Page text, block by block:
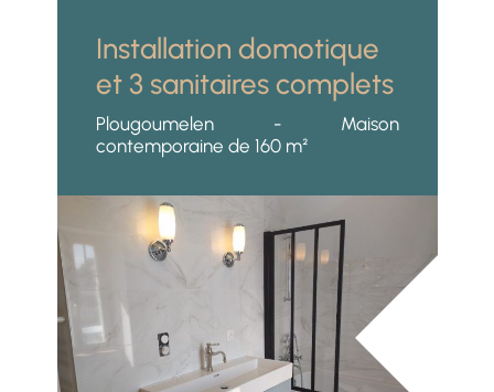
Installation domotique
et 3 sanitaires complets
Plougoumelen - Maison
contemporaine de 160 m²